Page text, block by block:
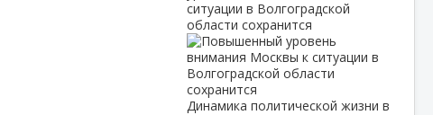
ситуации в Волгоградской
области сохранится
Динамика политической жизни в